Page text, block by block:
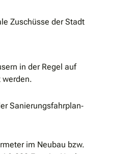
Zuschüsse der Stadt
in der Regel auf
werden.
Sanierungsfahrplan‐
im Neubau bzw.